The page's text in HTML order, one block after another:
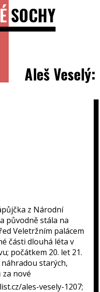
SOCHY
Aleš Veselý:
z Národní
původně stála na
Veletržním palácem
části dlouhá léta v
počátkem 20. let 21.
starých,
nové
ales-vesely-1207;